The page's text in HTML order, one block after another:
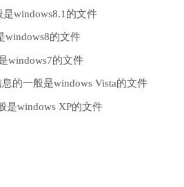
windows8.1的文件
windows8的文件
windows7的文件
的一般是windows Vista的文件
是windows XP的文件